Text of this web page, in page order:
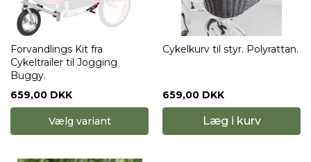
Forvandlings Kit fra
Cykeltrailer til Jogging
Buggy.
659,00 DKK
Vælg variant
Cykelkurv til styr. Polyrattan.
659,00 DKK
Læg i kurv